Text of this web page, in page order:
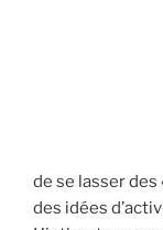
de se lasser des
des idées